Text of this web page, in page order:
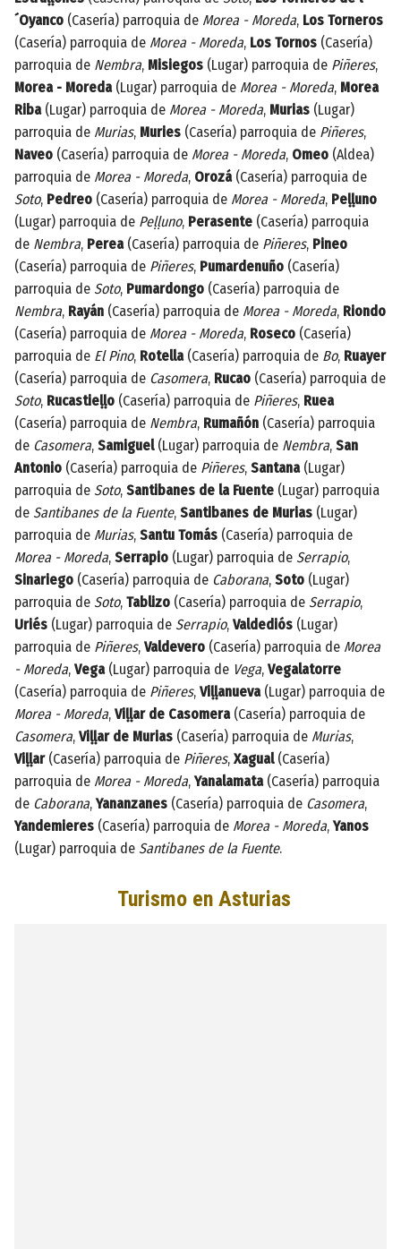
´Oyanco (Casería) parroquia de Morea - Moreda, Los Torneros
(Casería) parroquia de Morea - Moreda, Los Tornos (Casería)
parroquia de Nembra, Misiegos (Lugar) parroquia de Piñeres,
Morea - Moreda(Lugar) parroquia de Morea - Moreda, Morea
Riba(Lugar) parroquia de Morea - Moreda, Murias (Lugar)
parroquia de Murias, Muries (Casería) parroquia de Piñeres,
Naveo (Casería) parroquia de Morea - Moreda, Omeo (Aldea)
parroquia de Morea - Moreda, Orozá(Casería) parroquia de
Soto, Pedreo (Casería) parroquia de Morea - Moreda, Peḷḷuno
(Lugar) parroquia de Peḷḷuno, Perasente (Casería) parroquia
de Nembra, Perea(Casería) parroquia de Piñeres, Pineo
(Casería) parroquia de Piñeres, Pumardenuño (Casería)
parroquia de Soto, Pumardongo (Casería) parroquia de
Nembra, Rayán (Casería) parroquia de Morea - Moreda, Riondo
(Casería) parroquia de Morea - Moreda, Roseco (Casería)
parroquia de El Pino, Rotella(Casería) parroquia de Bo, Ruayer
(Casería) parroquia de Casomera, Rucao (Casería) parroquia de
Soto, Rucastieḷḷo (Casería) parroquia de Piñeres, Ruea
(Casería) parroquia de Nembra, Rumañón (Casería) parroquia
de Casomera, Samiguel(Lugar) parroquia de Nembra, San
Antonio (Casería) parroquia de Piñeres, Santana(Lugar)
parroquia de Soto, Santibanes de la Fuente (Lugar) parroquia
de Santibanes de la Fuente, Santibanes de Murias (Lugar)
parroquia de Murias, Santu Tomás (Casería) parroquia de
Morea - Moreda, Serrapio (Lugar) parroquia de Serrapio,
Sinariego (Casería) parroquia de Caborana, Soto (Lugar)
parroquia de Soto, Tablizo (Casería) parroquia de Serrapio,
Uriés (Lugar) parroquia de Serrapio, Valdediós (Lugar)
parroquia de Piñeres, Valdevero (Casería) parroquia de Morea
- Moreda, Vega(Lugar) parroquia de Vega, Vegalatorre
(Casería) parroquia de Piñeres, Viḷḷanueva(Lugar) parroquia de
Morea - Moreda, Viḷḷar de Casomera(Casería) parroquia de
Casomera, Viḷḷar de Murias (Casería) parroquia de Murias,
Viḷḷar(Casería) parroquia de Piñeres, Xagual(Casería)
parroquia de Morea - Moreda,Yanalamata(Casería) parroquia
de Caborana,Yananzanes (Casería) parroquia de Casomera,
Yandemieres (Casería) parroquia de Morea - Moreda,Yanos
(Lugar) parroquia de Santibanes de la Fuente.